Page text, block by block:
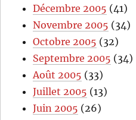
Décembre 2005 (41)
Novembre 2005 (34)
Octobre 2005 (32)
Septembre 2005 (34)
Août 2005 (33)
Juillet 2005 (13)
Juin 2005 (26)